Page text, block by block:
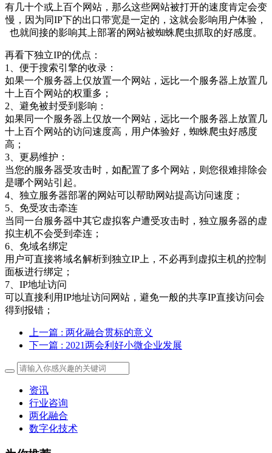
有几十个或上百个网站，那么这些网站被打开的速度肯定会变
慢，因为同IP下的出口带宽是一定的，这就会影响用户体验，
也就间接的影响其上部署的网站被蜘蛛爬虫抓取的好感度。
再看下独立IP的优点：
1、便于搜索引擎的收录：
如果一个服务器上仅放置一个网站，远比一个服务器上放置几
十上百个网站的权重多；
2、避免被封受到影响：
如果同一个服务器上仅放一个网站，远比一个服务器上放置几
十上百个网站的访问速度高，用户体验好，蜘蛛爬虫好感度
高；
3、更易维护：
当您的服务器受攻击时，如配置了多个网站，则您很难排除会
是哪个网站引起。
4、独立服务器部署的网站可以帮助网站提高访问速度；
5、免受攻击牵连
当同一台服务器中其它虚拟客户遭受攻击时，独立服务器的虚
拟主机不会受到牵连；
6、免域名绑定
用户可直接将域名解析到独立IP上，不必再到虚拟主机的控制
面板进行绑定；
7、IP地址访问
可以直接利用IP地址访问网站，避免一般的共享IP直接访问会
得到报错；
上一篇 : 两化融合贯标的意义
下一篇 : 2021两会利好小微企业发展
资讯
行业咨询
两化融合
数字化技术